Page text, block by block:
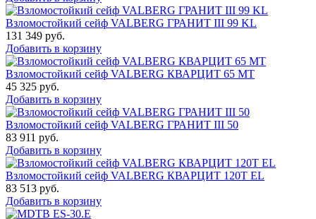
Взломостойкий сейф VALBERG ГРАНИТ III 99 KL
131 349 руб.
Добавить в корзину
Взломостойкий сейф VALBERG КВАРЦИТ 65 МТ
45 325 руб.
Добавить в корзину
Взломостойкий сейф VALBERG ГРАНИТ III 50
83 911 руб.
Добавить в корзину
Взломостойкий сейф VALBERG КВАРЦИТ 120Т EL
83 513 руб.
Добавить в корзину